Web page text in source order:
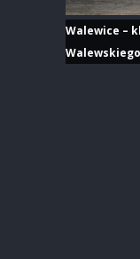
Walewice –
Walewskiego